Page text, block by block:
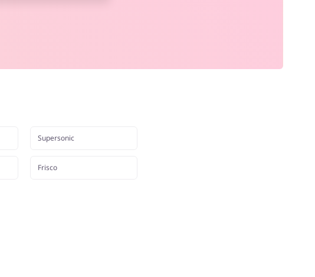
Supersonic
Frisco